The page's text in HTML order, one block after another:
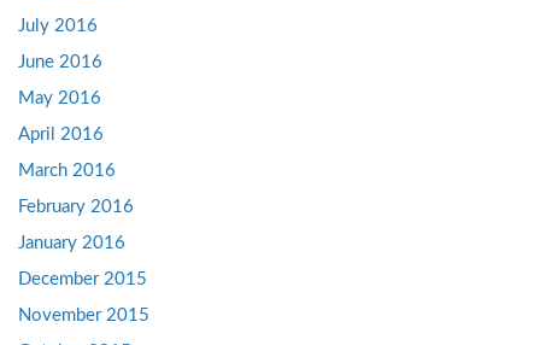
July 2016
June 2016
May 2016
April 2016
March 2016
February 2016
January 2016
December 2015
November 2015